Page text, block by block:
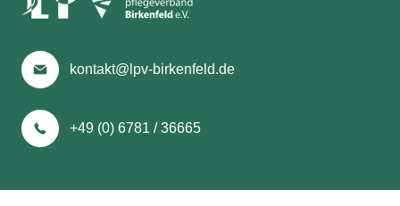
kontakt@lpv-birkenfeld.de
+49 (0) 6781 / 36665